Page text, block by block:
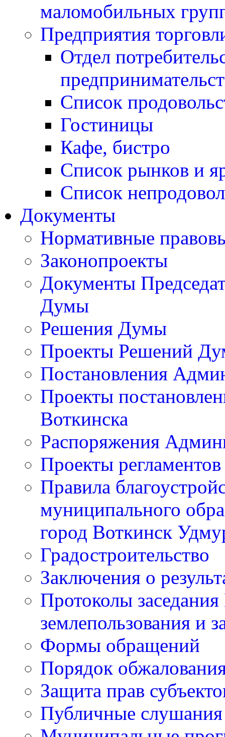
маломобильных
Предприятия
Отдел
Список
Гостиницы
Кафе, бистро
Cписок рынков и
Список
Документы
Нормативные
Законопроекты
Документы
Думы
Решения Думы
Проекты Решений
Постановления
Проекты
Воткинска
Распоряжения
Проекты
Правила
муниципального
город Воткинск
Градостроительство
Заключения о
Протоколы
землепользования и
Формы обращений
Порядок
Защита прав
Публичные